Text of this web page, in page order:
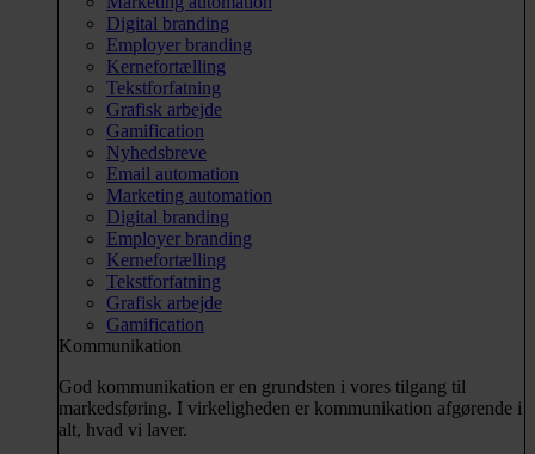
Digital branding
Employer branding
Kernefortælling
Tekstforfatning
Grafisk arbejde
Gamification
Nyhedsbreve
Email automation
Marketing automation
Digital branding
Employer branding
Kernefortælling
Tekstforfatning
Grafisk arbejde
Gamification
Kommunikation
God kommunikation er en grundsten i vores tilgang til
markedsføring. I virkeligheden er kommunikation afgørende i
alt, hvad vi laver.